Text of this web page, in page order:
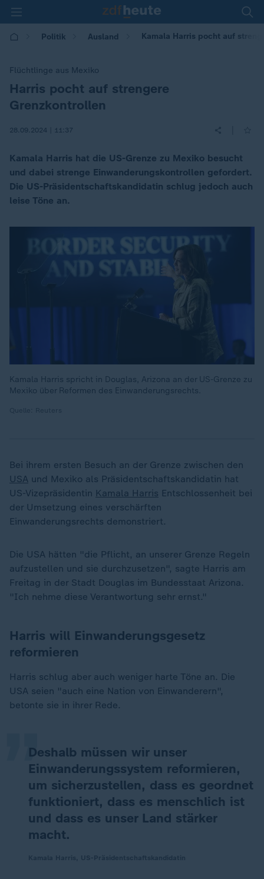
Politik Ausland Kamala Harris pocht auf
Flüchtlinge aus Mexiko
:Harris pocht auf strengere
Grenzkontrollen
28.09.2024 | 11:37
Kamala Harris hat die US-Grenze zu Mexiko besucht
und dabei strenge Einwanderungskontrollen gefordert.
Die US-Präsidentschaftskandidatin schlug jedoch auch
leise Töne an.
Kamala Harris spricht in Douglas, Arizona an der US-Grenze zu
Mexiko über Reformen des Einwanderungsrechts.
Bei ihrem ersten Besuch an der Grenze zwischen den
USA und Mexiko als Präsidentschaftskandidatin hat
US-Vizepräsidentin Kamala Harris Entschlossenheit bei
der Umsetzung eines verschärften
Einwanderungsrechts demonstriert.
Die USA hätten "die Pflicht, an unserer Grenze Regeln
aufzustellen und sie durchzusetzen", sagte Harris am
Freitag in der Stadt Douglas im Bundesstaat Arizona.
"Ich nehme diese Verantwortung sehr ernst."
Harris will Einwanderungsgesetz
reformieren
Harris schlug aber auch weniger harte Töne an. Die
USA seien "auch eine Nation von Einwanderern",
betonte sie in ihrer Rede.
Deshalb müssen wir unser
Einwanderungssystem reformieren,
um sicherzustellen, dass es geordnet
funktioniert, dass es menschlich ist
und dass es unser Land stärker
macht.
„